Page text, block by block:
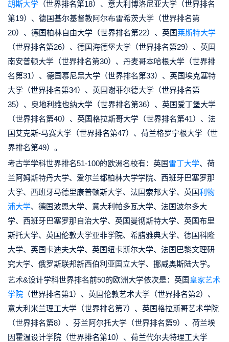
胡斯大学 （世界排名第18）、意大利博洛尼亚大学（世界排名
第19）、德国基尔基督教阿尔布雷希茨大学（世界排名第
20）、德国柏林自由大学（世界排名第22）、英国莱斯特大学
（世界排名第26）、德国海德堡大学（世界排名第29）、英国
南安普顿大学（世界排名第30）、丹麦哥本哈根大学（世界排
名第31）、德国慕尼黑大学（世界排名第33）、英国埃克塞特
大学（世界排名第34）、英国谢菲尔德大学（世界排名第
35）、奥地利维也纳大学（世界排名第36）、英国爱丁堡大学
（世界排名第40）、英国格拉斯哥大学（世界排名第41）、法
国艾克斯-马赛大学（世界排名第47）、荷兰格罗宁根大学（世
界排名第49）。
考古学学科世界排名51-100的欧洲名校有：英国雷丁大学、荷
兰阿姆斯特丹大学、爱尔兰都柏林大学学院、西班牙巴塞罗那
大学、西班牙马德里康普顿斯大学、法国索邦大学、英国利物
浦大学、德国波恩大学、意大利帕多瓦大学、法国波尔多大
学、西班牙巴塞罗那自治大学、英国曼彻斯特大学、英国布里
斯托大学、英国伦敦大学亚非学院、希腊雅典大学、德国科隆
大学、英国卡迪夫大学、英国纽卡斯尔大学、法国巴黎文理研
究大学、俄罗斯联邦新西伯利亚国立大学、挪威奥斯陆大学。
艺术&设计学科世界排名前50的欧洲大学依次是：英国皇家艺术
学院 （世界排名第1）、英国伦敦艺术大学（世界排名第2）、
意大利米兰理工大学（世界排名第7）、英国格拉斯哥艺术学院
（世界排名第8）、芬兰阿尔托大学（世界排名第9）、荷兰埃
因霍温设计学院（世界排名第10）、荷兰代尔夫特理工大学